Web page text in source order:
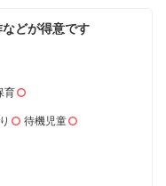
どが得意です
育
待機児童